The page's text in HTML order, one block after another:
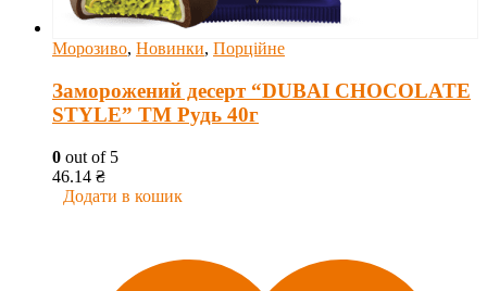
Морозиво, Новинки, Порційне
Заморожений десерт “DUBAI CHOCOLATE
STYLE” ТМ Рудь 40г
0 out of 5
46.14 ₴
Додати в кошик